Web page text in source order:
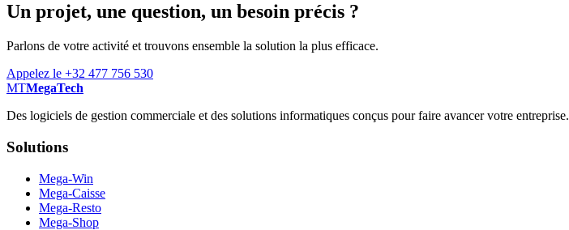
Un projet, une question, un besoin précis ?
Parlons de votre activité et trouvons ensemble la solution la plus efficace.
Appelez le +32 477 756 530
MTMegaTech
Des logiciels de gestion commerciale et des solutions informatiques conçus pour faire avancer votre entreprise.
Solutions
Mega-Win
Mega-Caisse
Mega-Resto
Mega-Shop